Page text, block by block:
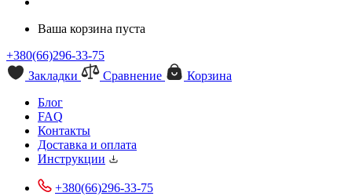
Ваша корзина пуста
+380(66)296-33-75
Закладки
Сравнение
Корзина
Блог
FAQ
Контакты
Доставка и оплата
Инструкции
+380(66)296-33-75